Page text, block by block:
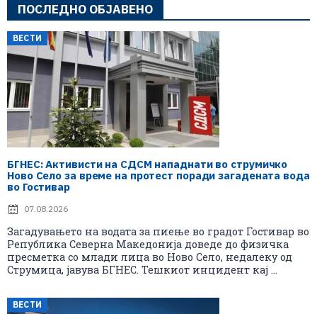
ПОСЛЕДНО ОБЈАВЕНО
ВЕСТИ
БГНЕС: Aктивисти на СДСМ нападнати во струмичко
Ново Село за време на протест поради загадената вода
во Гостивар
07.08.2026
Загадувањето на водата за пиење во градот Гостивар во
Република Северна Македонија доведе до физичка
пресметка со млади лица во Ново Село, недалеку од
Струмица, јавува БГНЕС. Тешкиот инцидент кај ...
ВЕСТИ